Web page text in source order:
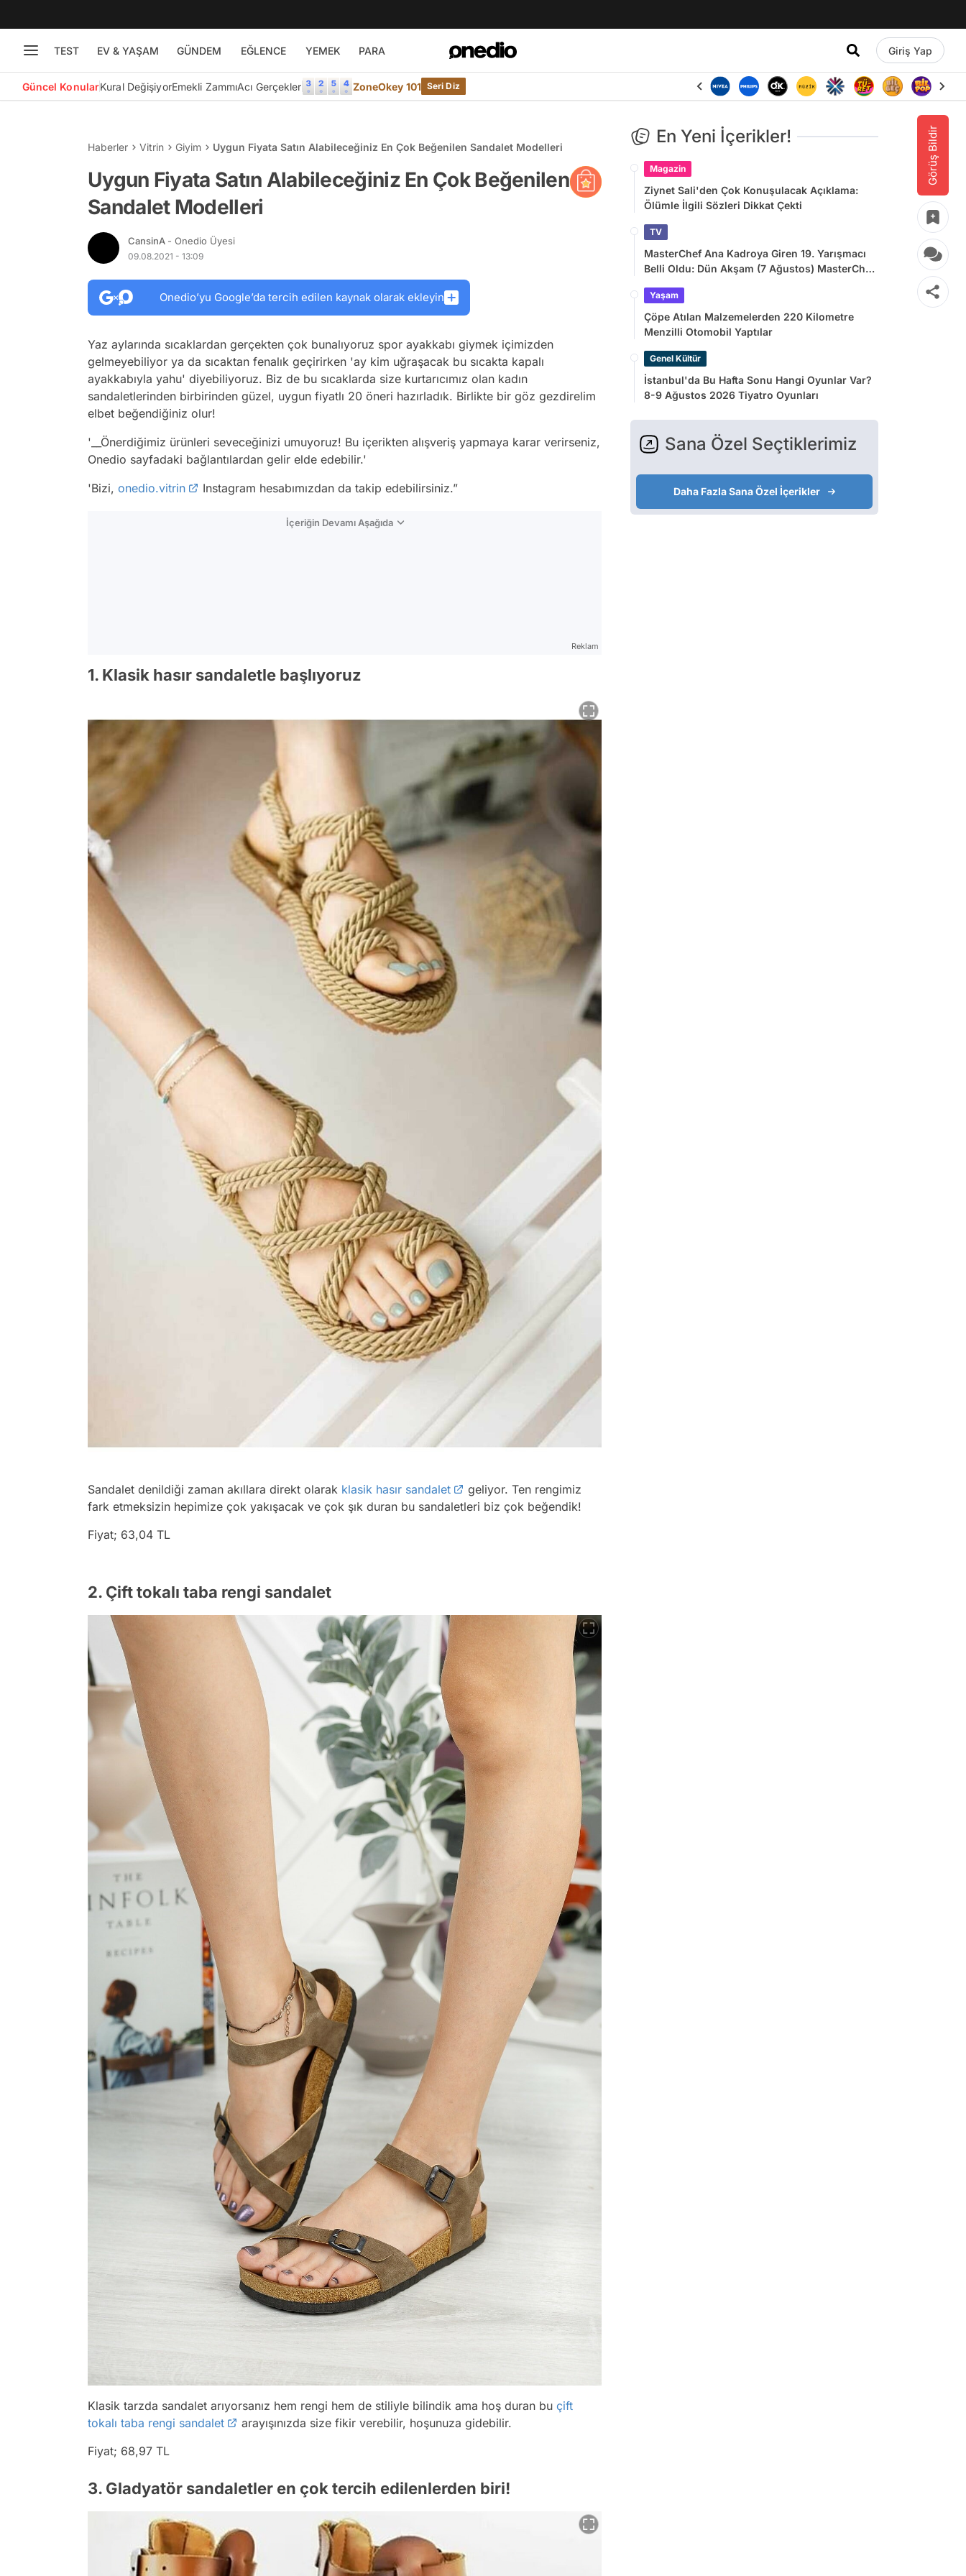
TEST EV & YAŞAM GÜNDEM EĞLENCE YEMEK PARA Giriş Yap
Güncel KonularKural DeğişiyorEmekli ZammıAcı Gerçekler ZoneOkey 101 Seri Diz
Görüş Bildir
Haberler Vitrin Giyim Uygun Fiyata Satın Alabileceğiniz En Çok Beğenilen Sandalet Modelleri
Uygun Fiyata Satın Alabileceğiniz En Çok Beğenilen
Sandalet Modelleri
CansinA - Onedio Üyesi
09.08.2021 - 13:09
Onedio’yu Google’da tercih edilen kaynak olarak ekleyin
Yaz aylarında sıcaklardan gerçekten çok bunalıyoruz spor ayakkabı giymek içimizden
gelmeyebiliyor ya da sıcaktan fenalık geçirirken 'ay kim uğraşacak bu sıcakta kapalı
ayakkabıyla yahu' diyebiliyoruz. Biz de bu sıcaklarda size kurtarıcımız olan kadın
sandaletlerinden birbirinden güzel, uygun fiyatlı 20 öneri hazırladık. Birlikte bir göz gezdirelim
elbet beğendiğiniz olur!
'__Önerdiğimiz ürünleri seveceğinizi umuyoruz! Bu içerikten alışveriş yapmaya karar verirseniz,
Onedio sayfadaki bağlantılardan gelir elde edebilir.'
'Bizi, onedio.vitrin Instagram hesabımızdan da takip edebilirsiniz.”
İçeriğin Devamı Aşağıda
Reklam
1. Klasik hasır sandaletle başlıyoruz
Sandalet denildiği zaman akıllara direkt olarak klasik hasır sandalet
geliyor. Ten rengimiz
fark etmeksizin hepimize çok yakışacak ve çok şık duran bu sandaletleri biz çok beğendik!
Fiyat; 63,04 TL
2. Çift tokalı taba rengi sandalet
Klasik tarzda sandalet arıyorsanız hem rengi hem de stiliyle bilindik ama hoş duran bu çift
tokalı taba rengi sandalet
arayışınızda size fikir verebilir, hoşunuza gidebilir.
Fiyat; 68,97 TL
3. Gladyatör sandaletler en çok tercih edilenlerden biri!
En Yeni İçerikler!
Magazin
Ziynet Sali'den Çok Konuşulacak Açıklama:
Ölümle İlgili Sözleri Dikkat Çekti
TV
MasterChef Ana Kadroya Giren 19. Yarışmacı
Belli Oldu: Dün Akşam (7 Ağustos) MasterChef
Yaşam
Çöpe Atılan Malzemelerden 220 Kilometre
Menzilli Otomobil Yaptılar
Genel Kültür
İstanbul'da Bu Hafta Sonu Hangi Oyunlar Var?
8-9 Ağustos 2026 Tiyatro Oyunları
Sana Özel Seçtiklerimiz
Daha Fazla Sana Özel İçerikler